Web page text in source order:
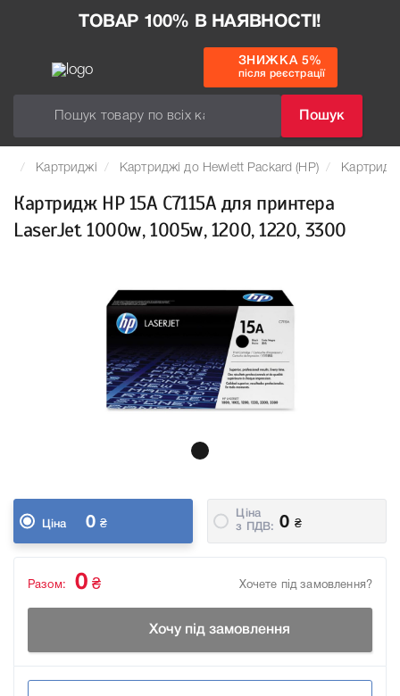
ТОВАР 100% В НАЯВНОСТІ!
Пошук
ЗНИЖКА 5%
після реєстрації
Картриджі Картриджі до Hewlett Packard (HP)
Картридж HP 15A C7115A для принтера
LaserJet 1000w, 1005w, 1200, 1220, 3300
Ціна 0 ₴
Ціна
з ПДВ:
0 ₴
Хочете під замовлення?
Разом: 0 ₴
Хочу під замовлення